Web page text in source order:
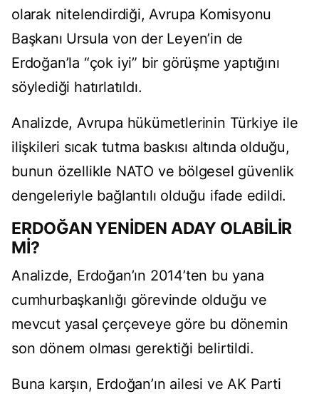
olarak nitelendirdiği, Avrupa Komisyonu
Başkanı Ursula von der Leyen’in de
Erdoğan’la “çok iyi” bir görüşme yaptığını
söylediği hatırlatıldı.
Analizde, Avrupa hükümetlerinin Türkiye ile
ilişkileri sıcak tutma baskısı altında olduğu,
bunun özellikle NATO ve bölgesel güvenlik
dengeleriyle bağlantılı olduğu ifade edildi.
ERDOĞAN YENİDEN ADAY OLABİLİR
Mİ?
Analizde, Erdoğan’ın 2014’ten bu yana
cumhurbaşkanlığı görevinde olduğu ve
mevcut yasal çerçeveye göre bu dönemin
son dönem olması gerektiği belirtildi.
Buna karşın, Erdoğan’ın ailesi ve AK Parti